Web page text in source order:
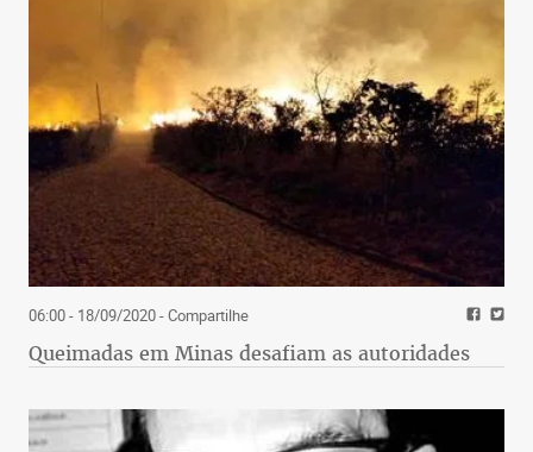
06:00 - 18/09/2020- Compartilhe
Queimadas em Minas desafiam as autoridades